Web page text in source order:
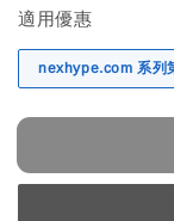
適用優惠
nexhype.com 系列